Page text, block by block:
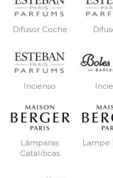
Difusor Coche
Incienso
Lámparas
Catalíticas
Lampe